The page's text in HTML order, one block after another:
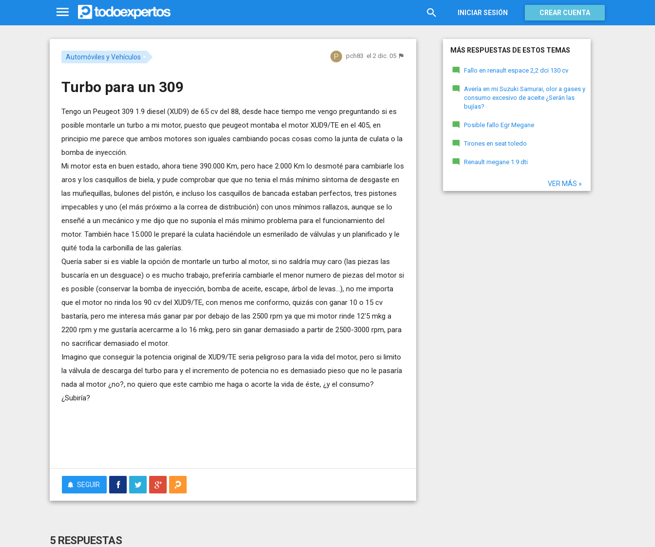
INICIAR SESIÓN CREAR CUENTA
Automóviles y Vehículos pch83 el 2 dic. 05
Turbo para un 309
Tengo un Peugeot 309 1.9 diesel (XUD9) de 65 cv del 88, desde hace tiempo me vengo preguntando si es
posible montarle un turbo a mi motor, puesto que peugeot montaba el motor XUD9/TE en el 405, en
principio me parece que ambos motores son iguales cambiando pocas cosas como la junta de culata o la
bomba de inyección.
Mi motor esta en buen estado, ahora tiene 390.000 Km, pero hace 2.000 Km lo desmoté para cambiarle los
aros y los casquillos de biela, y pude comprobar que que no tenia el más mínimo síntoma de desgaste en
las muñequillas, bulones del pistón, e incluso los casquillos de bancada estaban perfectos, tres pistones
impecables y uno (el más próximo a la correa de distribución) con unos mínimos rallazos, aunque se lo
enseñé a un mecánico y me dijo que no suponía el más mínimo problema para el funcionamiento del
motor. También hace 15.000 le preparé la culata haciéndole un esmerilado de válvulas y un planificado y le
quité toda la carbonilla de las galerías.
Quería saber si es viable la opción de montarle un turbo al motor, si no saldría muy caro (las piezas las
buscaría en un desguace) o es mucho trabajo, preferiría cambiarle el menor numero de piezas del motor si
es posible (conservar la bomba de inyección, bomba de aceite, escape, árbol de levas...), no me importa
que el motor no rinda los 90 cv del XUD9/TE, con menos me conformo, quizás con ganar 10 o 15 cv
bastaría, pero me interesa más ganar par por debajo de las 2500 rpm ya que mi motor rinde 12'5 mkg a
2200 rpm y me gustaría acercarme a lo 16 mkg, pero sin ganar demasiado a partir de 2500-3000 rpm, para
no sacrificar demasiado el motor.
Imagino que conseguir la potencia original de XUD9/TE seria peligroso para la vida del motor, pero si limito
la válvula de descarga del turbo para y el incremento de potencia no es demasiado pieso que no le pasaría
nada al motor ¿no?, no quiero que este cambio me haga o acorte la vida de éste, ¿y el consumo?
¿Subiría?
SEGUIR
5 RESPUESTAS
MÁS RESPUESTAS DE ESTOS TEMAS
Fallo en renault espace 2,2 dci 130 cv
Avería en mi Suzuki Samurai, olor a gases y
consumo excesivo de aceite ¿Serán las
bujías?
Posible fallo Egr Megane
Tirones en seat toledo
Renault megane 1.9 dti
VER MÁS »